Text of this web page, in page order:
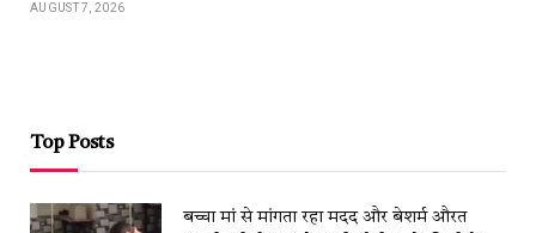
AUGUST 7, 2026
Top Posts
बच्चा मां से मांगता रहा मदद और बेशर्म औरत